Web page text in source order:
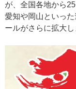
が、全国各地から
愛知や岡山といっ
ールがさらに拡大し